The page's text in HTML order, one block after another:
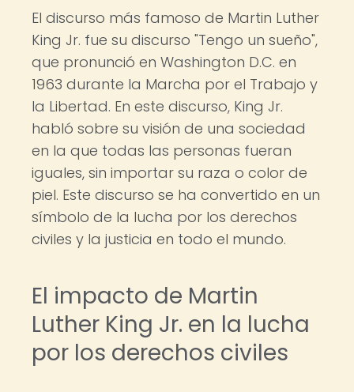
El discurso más famoso de Martin Luther
King Jr. fue su discurso "Tengo un sueño",
que pronunció en Washington D.C. en
1963 durante la Marcha por el Trabajo y
la Libertad. En este discurso, King Jr.
habló sobre su visión de una sociedad
en la que todas las personas fueran
iguales, sin importar su raza o color de
piel. Este discurso se ha convertido en un
símbolo de la lucha por los derechos
civiles y la justicia en todo el mundo.
El impacto de Martin
Luther King Jr. en la lucha
por los derechos civiles